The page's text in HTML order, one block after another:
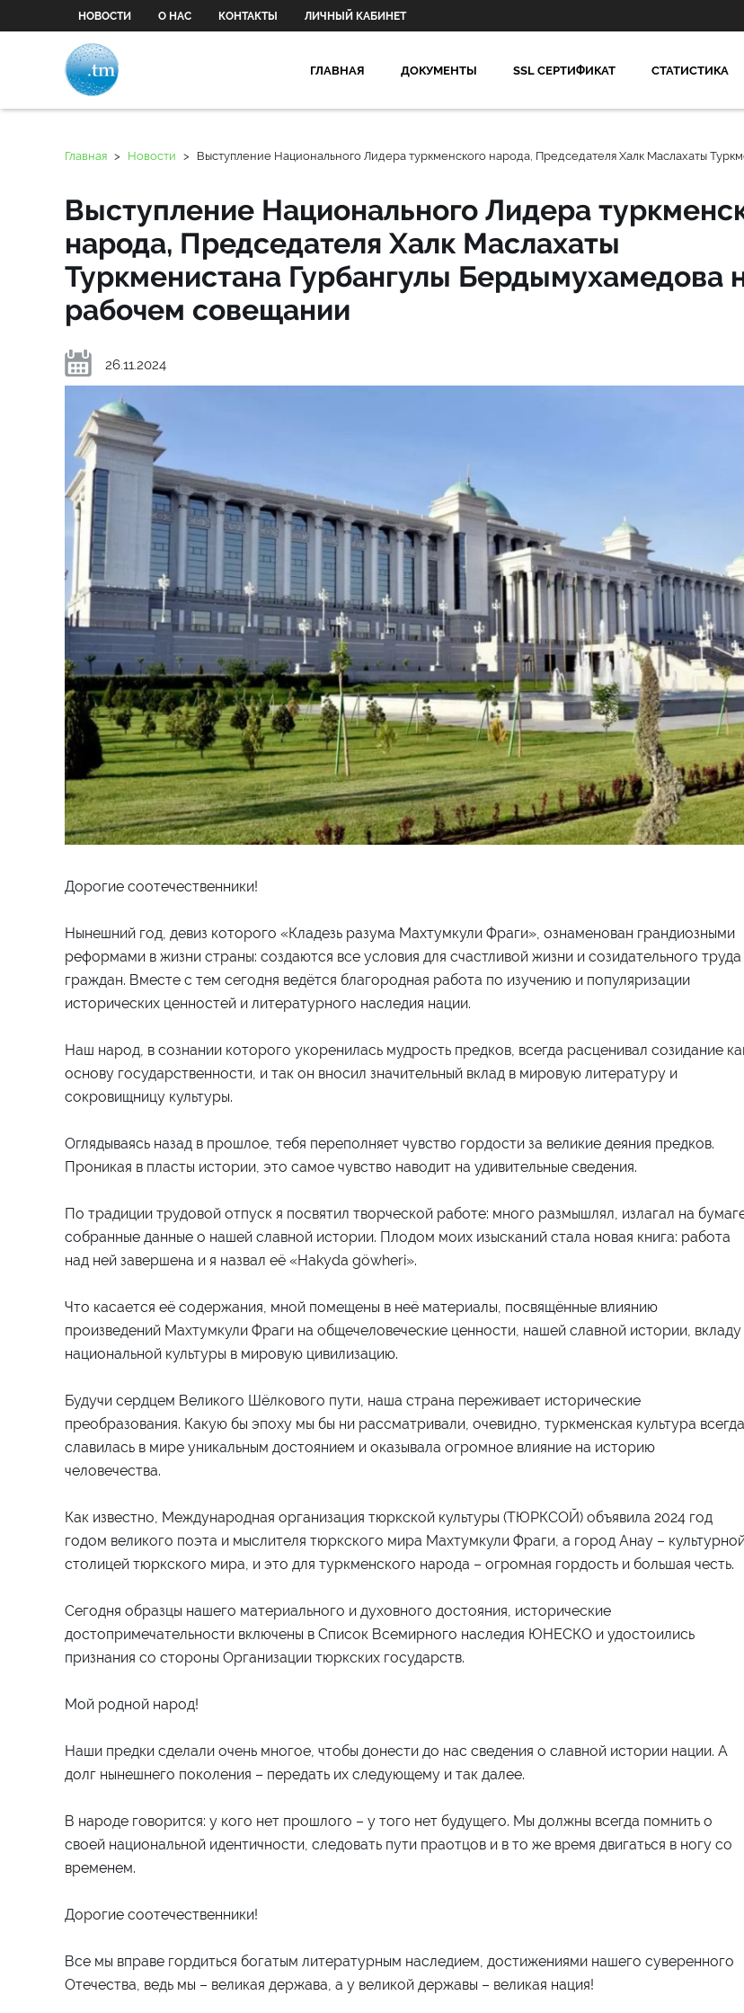
НОВОСТИ О НАС КОНТАКТЫ ЛИЧНЫЙ КАБИНЕТ
ГЛАВНАЯ ДОКУМЕНТЫ SSL СЕРТИФИКАТ СТАТИСТИКА
Главная > Новости > Выступление Национального Лидера туркменского народа, Председателя Халк Маслахаты
Выступление Национального Лидера
народа, Председателя Халк Маслахаты
Туркменистана Гурбангулы Бердымухамедова
рабочем совещании
26.11.2024
Дорогие соотечественники!
Нынешний год, девиз которого «Кладезь разума Махтумкули Фраги», ознаменован грандиозными
реформами в жизни страны: создаются все условия для счастливой жизни и созидательного труда
граждан. Вместе с тем сегодня ведётся благородная работа по изучению и популяризации
исторических ценностей и литературного наследия нации.
Наш народ, в сознании которого укоренилась мудрость предков, всегда расценивал созидание
основу государственности, и так он вносил значительный вклад в мировую литературу и
сокровищницу культуры.
Оглядываясь назад в прошлое, тебя переполняет чувство гордости за великие деяния предков.
Проникая в пласты истории, это самое чувство наводит на удивительные сведения.
По традиции трудовой отпуск я посвятил творческой работе: много размышлял, излагал на
собранные данные о нашей славной истории. Плодом моих изысканий стала новая книга: работа
над ней завершена и я назвал её «Hakyda göwheri».
Что касается её содержания, мной помещены в неё материалы, посвящённые влиянию
произведений Махтумкули Фраги на общечеловеческие ценности, нашей славной истории, вкладу
национальной культуры в мировую цивилизацию.
Будучи сердцем Великого Шёлкового пути, наша страна переживает исторические
преобразования. Какую бы эпоху мы бы ни рассматривали, очевидно, туркменская культура всегда
славилась в мире уникальным достоянием и оказывала огромное влияние на историю
человечества.
Как известно, Международная организация тюркской культуры (ТЮРКСОЙ) объявила 2024 год
годом великого поэта и мыслителя тюркского мира Махтумкули Фраги, а город Анау –
столицей тюркского мира, и это для туркменского народа – огромная гордость и большая честь.
Сегодня образцы нашего материального и духовного достояния, исторические
достопримечательности включены в Список Всемирного наследия ЮНЕСКО и удостоились
признания со стороны Организации тюркских государств.
Мой родной народ!
Наши предки сделали очень многое, чтобы донести до нас сведения о славной истории нации. А
долг нынешнего поколения – передать их следующему и так далее.
В народе говорится: у кого нет прошлого – у того нет будущего. Мы должны всегда помнить о
своей национальной идентичности, следовать пути праотцов и в то же время двигаться в ногу со
временем.
Дорогие соотечественники!
Все мы вправе гордиться богатым литературным наследием, достижениями нашего суверенного
Отечества, ведь мы – великая держава, а у великой державы – великая нация!